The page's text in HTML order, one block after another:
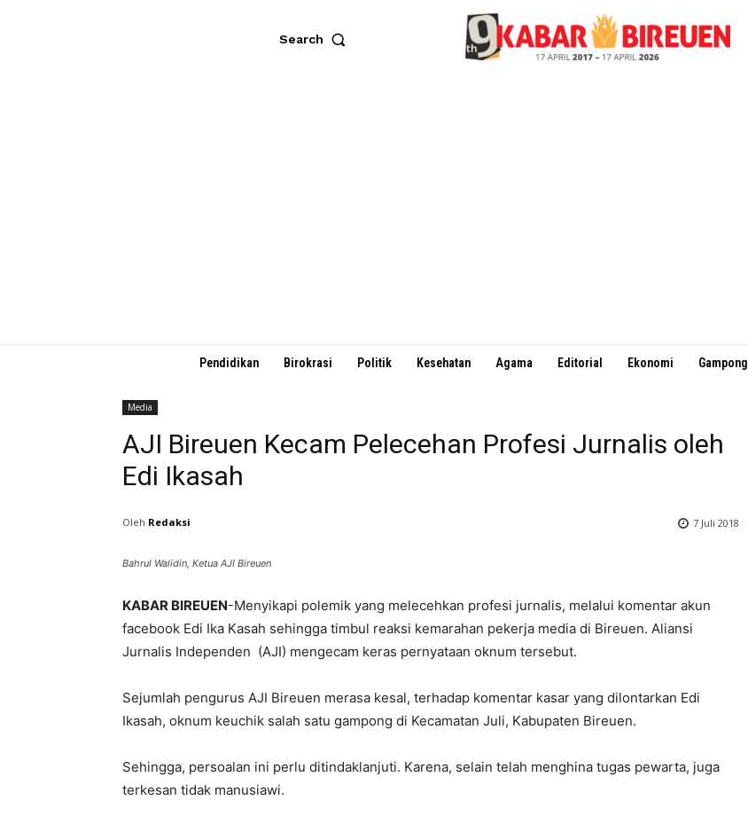
Search
Pendidikan Birokrasi Politik Kesehatan Agama Editorial Ekonomi Gampong
Media
AJI Bireuen Kecam Pelecehan Profesi Jurnalis oleh
Edi Ikasah
Oleh Redaksi 7 Juli 2018
Bahrul Walidin, Ketua AJI Bireuen
KABAR BIREUEN-Menyikapi polemik yang melecehkan profesi jurnalis, melalui komentar akun
facebook Edi Ika Kasah sehingga timbul reaksi kemarahan pekerja media di Bireuen. Aliansi
Jurnalis Independen (AJI) mengecam keras pernyataan oknum tersebut.
Sejumlah pengurus AJI Bireuen merasa kesal, terhadap komentar kasar yang dilontarkan Edi
Ikasah, oknum keuchik salah satu gampong di Kecamatan Juli, Kabupaten Bireuen.
Sehingga, persoalan ini perlu ditindaklanjuti. Karena, selain telah menghina tugas pewarta, juga
terkesan tidak manusiawi.